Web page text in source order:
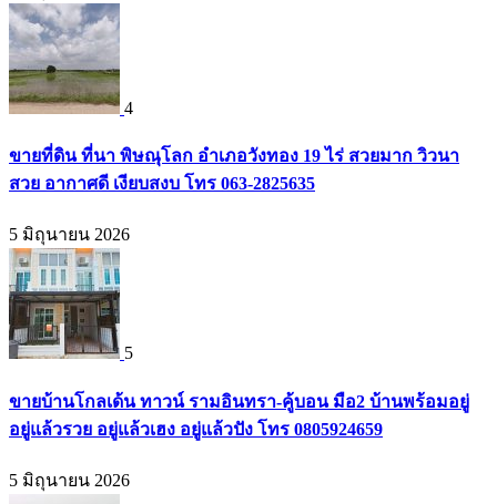
4
ขายที่ดิน ที่นา พิษณุโลก อำเภอวังทอง 19 ไร่ สวยมาก วิวนา
สวย อากาศดี เงียบสงบ โทร 063-2825635
5 มิถุนายน 2026
5
ขายบ้านโกลเด้น ทาวน์ รามอินทรา-คู้บอน มือ2 บ้านพร้อมอยู่
อยู่แล้วรวย อยู่แล้วเฮง อยู่แล้วปัง โทร 0805924659
5 มิถุนายน 2026